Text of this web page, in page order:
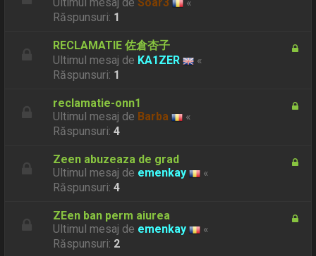
Răspunsuri: 1
RECLAMATIE 佐倉杏子
Ultimul mesaj de KA1ZER
«
Răspunsuri: 1
reclamatie-onn1
Ultimul mesaj de Barba
«
Răspunsuri:4
Zeen abuzeaza de grad
Ultimul mesaj de emenkay
«
Răspunsuri:4
ZEen ban perm aiurea
Ultimul mesaj de emenkay
«
Răspunsuri: 2